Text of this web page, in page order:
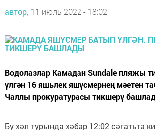
автор, 11 июль 2022 - 18:02
Водолазлар Камадан Sundale пляжы
үлгән 16 яшьлек яшүсмернең мәетен
Чаллы прокуратурасы тикшерү
Бу хәл турында хәбәр 12:02 сәгатьтә